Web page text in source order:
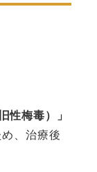
性梅毒）」
、治療後